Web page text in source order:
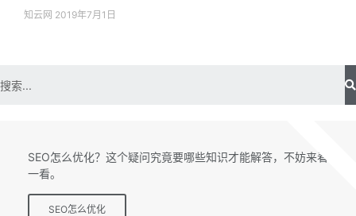
知云网 2019年7月1日
SEO怎么优化？这个疑问究竟要哪些知识才能解答，不妨来看
一看。
SEO怎么优化
SEO专题